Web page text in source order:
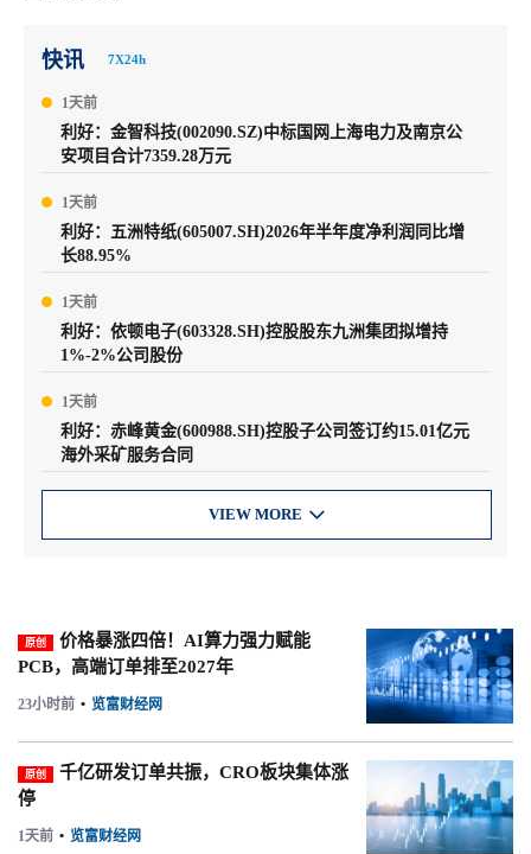
快讯 7X24h
1天前
利好：金智科技(002090.SZ)中标国网上海电力及南京公
安项目合计7359.28万元
1天前
利好：五洲特纸(605007.SH)2026年半年度净利润同比增
长88.95%
1天前
利好：依顿电子(603328.SH)控股股东九洲集团拟增持
1%-2%公司股份
1天前
利好：赤峰黄金(600988.SH)控股子公司签订约15.01亿元
海外采矿服务合同
VIEW MORE 
原创
价格暴涨四倍！AI算力强力赋能
PCB，高端订单排至2027年
23小时前 • 览富财经网
原创
千亿研发订单共振，CRO板块集体涨
停
1天前 • 览富财经网